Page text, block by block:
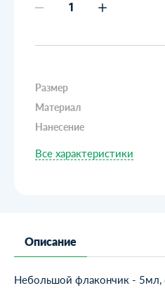
Размер
Материал
Нанесение
Все характеристики
Описание
Небольшой флакончик - 5мл,